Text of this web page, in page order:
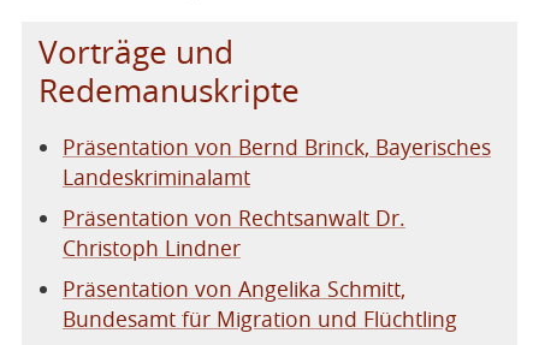
Vorträge und
Redemanuskripte
Präsentation von Bernd Brinck, Bayerisches
Landeskriminalamt
Präsentation von Rechtsanwalt Dr.
Christoph Lindner
Präsentation von Angelika Schmitt,
Bundesamt für Migration und Flüchtling